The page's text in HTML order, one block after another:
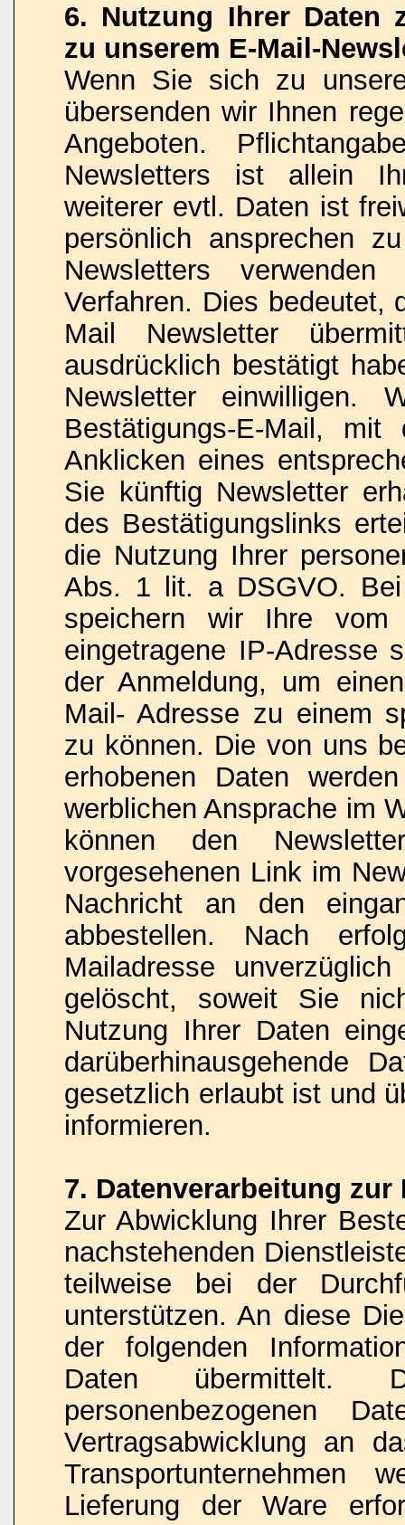
6. Nutzung Ihrer Daten
zu unserem E-Mail-
Wenn Sie sich zu
übersenden wir Ihnen
Angeboten.
Newsletters ist allein
weiterer evtl. Daten ist
persönlich ansprechen
Newsletters
Verfahren. Dies bedeutet,
Mail Newsletter
ausdrücklich bestätigt
Newsletter einwilligen.
Bestätigungs-E-Mail,
Anklicken eines
Sie künftig Newsletter
des Bestätigungslinks
die Nutzung Ihrer
Abs. 1 lit. a DSGVO.
speichern wir Ihre vom
eingetragene IP-Adresse
der Anmeldung, um
Mail- Adresse zu einem
zu können. Die von uns
erhobenen Daten
werblichen Ansprache im
können den
vorgesehenen Link im
Nachricht an den
abbestellen. Nach
Mailadresse
gelöscht, soweit Sie
Nutzung Ihrer Daten
darüberhinausgehende
gesetzlich erlaubt ist und
informieren.
7. Datenverarbeitung
Zur Abwicklung Ihrer
nachstehenden
teilweise bei der
unterstützen. An diese
der folgenden
Daten übermittelt.
personenbezogenen
Vertragsabwicklung an
Transportunternehmen
Lieferung der Ware